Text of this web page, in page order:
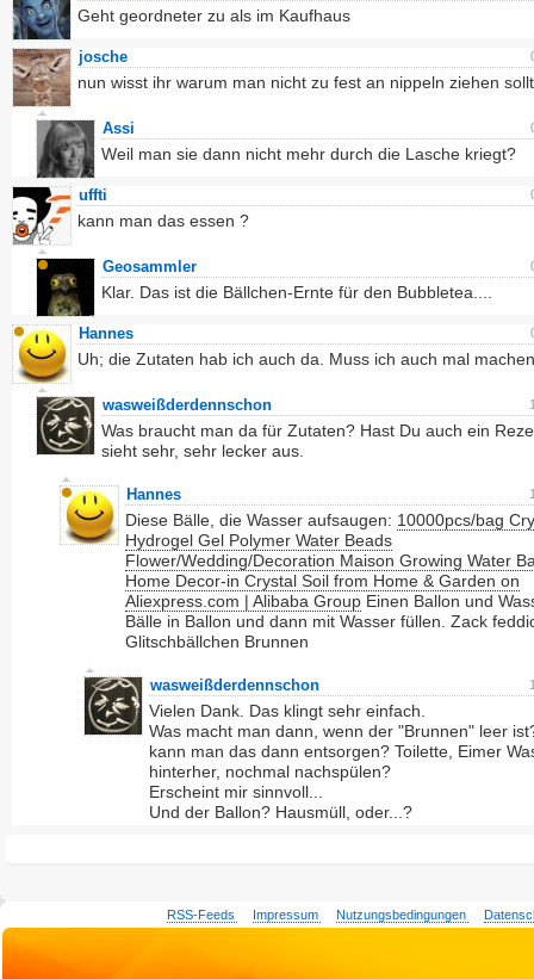
Geht geordneter zu als im Kaufhaus
josche
nun wisst ihr warum man nicht zu fest an nippeln ziehen
Assi
Weil man sie dann nicht mehr durch die Lasche kriegt?
uffti
kann man das essen ?
Geosammler
Klar. Das ist die Bällchen-Ernte für den Bubbletea....
Hannes
Uh; die Zutaten hab ich auch da. Muss ich auch mal
wasweißderdennschon
Was braucht man da für Zutaten? Hast Du auch ein
sieht sehr, sehr lecker aus.
Hannes
Diese Bälle, die Wasser aufsaugen: 10000pcs/bag
Hydrogel Gel Polymer Water Beads
Flower/Wedding/Decoration Maison Growing Water
Home Decor-in Crystal Soil from Home & Garden on
Aliexpress.com | Alibaba Group Einen Ballon und
Bälle in Ballon und dann mit Wasser füllen. Zack
Glitschbällchen Brunnen
wasweißderdennschon
Vielen Dank. Das klingt sehr einfach.
Was macht man dann, wenn der "Brunnen" leer
kann man das dann entsorgen? Toilette, Eimer
hinterher, nochmal nachspülen?
Erscheint mir sinnvoll...
Und der Ballon? Hausmüll, oder...?
RSS-Feeds Impressum Nutzungsbedingungen